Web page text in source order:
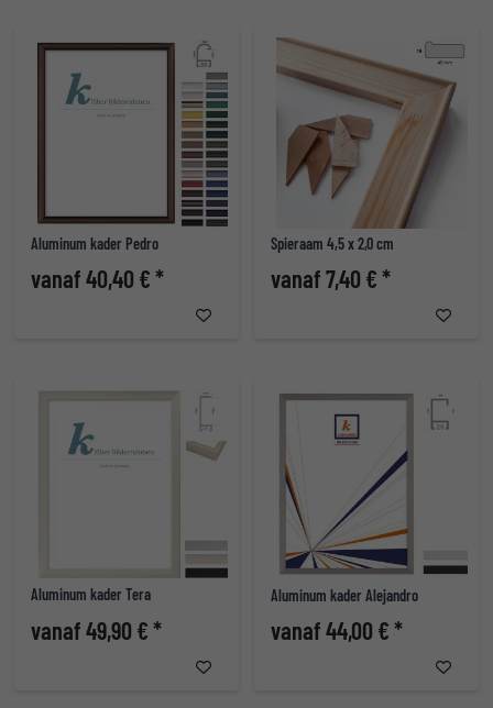
Aluminum kader Pedro
vanaf 40,40 € *
Spieraam 4,5 x 2,0 cm
vanaf 7,40 € *
Aluminum kader Tera
vanaf 49,90 € *
Aluminum kader Alejandro
vanaf 44,00 € *